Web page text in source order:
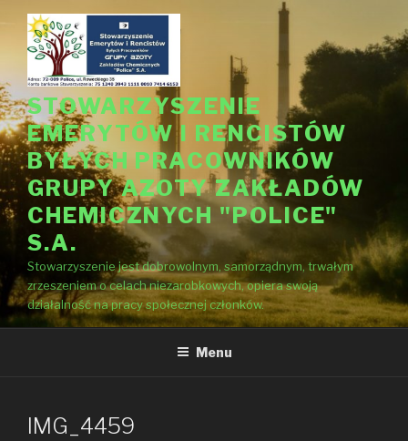
Przejdź
treści
STOWARZYSZENIE
EMERYTÓW I RENCISTÓW
BYŁYCH PRACOWNIKÓW
GRUPY AZOTY ZAKŁADÓW
CHEMICZNYCH "POLICE"
S.A.
Stowarzyszenie jest dobrowolnym, samorządnym, trwałym
zrzeszeniem o celach niezarobkowych, opiera swoją
działalność na pracy społecznej członków.
Menu
IMG_4459